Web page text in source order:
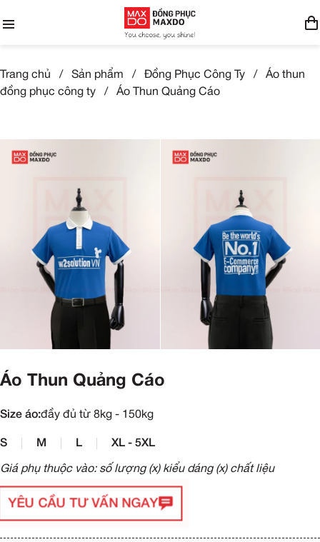
Trang chủ / Sản phẩm / Đồng Phục Công Ty /
Áo thun
đồng phục công ty
/ Áo Thun Quảng Cáo
Áo Thun Quảng Cáo
Size áo:đầy đủ từ 8kg - 150kg
S M L XL - 5XL
Giá phụ thuộc vào: số lượng (x) kiểu dáng (x) chất liệu
YÊU CẦU TƯ VẤN NGAY